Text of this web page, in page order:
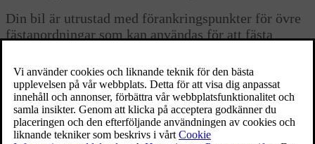
Uppdaterad 2026-03-30
Din bil är utrustad med förankringspunkter för övre
fästanordningar som kan användas för att fästa
Platser för förankringspunkter i baksätet
Övre förankringspunkter sitter på baksidan av ryggstöden.